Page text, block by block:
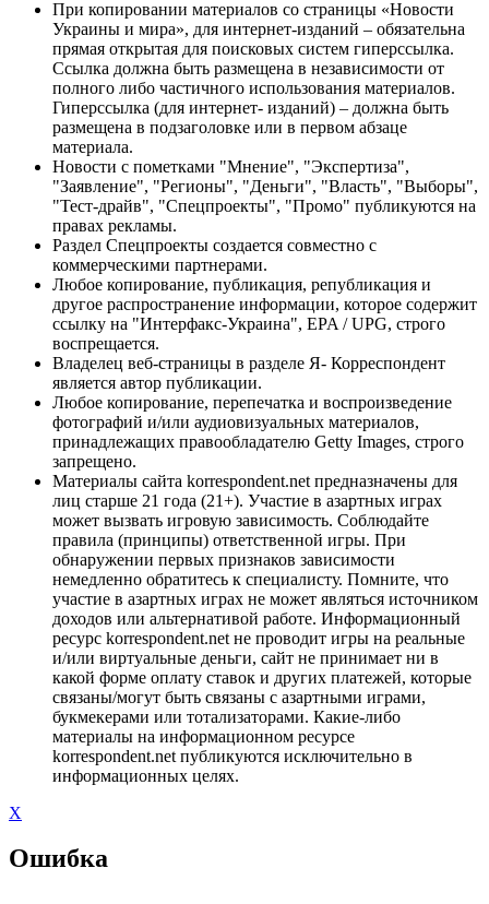
При копировании материалов со страницы «Новости
Украины и мира», для интернет-изданий – обязательна
прямая открытая для поисковых систем гиперссылка.
Ссылка должна быть размещена в независимости от
полного либо частичного использования материалов.
Гиперссылка (для интернет- изданий) – должна быть
размещена в подзаголовке или в первом абзаце
материала.
Новости с пометками "Мнение", "Экспертиза",
"Заявление", "Регионы", "Деньги", "Власть", "Выборы",
"Тест-драйв", "Спецпроекты", "Промо" публикуются на
правах рекламы.
Раздел Спецпроекты создается совместно с
коммерческими партнерами.
Любое копирование, публикация, републикация и
другое распространение информации, которое содержит
ссылку на "Интерфакс-Украина", EPA / UPG, строго
воспрещается.
Владелец веб-страницы в разделе Я- Корреспондент
является автор публикации.
Любое копирование, перепечатка и воспроизведение
фотографий и/или аудиовизуальных материалов,
принадлежащих правообладателю Getty Images, строго
запрещено.
Материалы сайта korrespondent.net предназначены для
лиц старше 21 года (21+). Участие в азартных играх
может вызвать игровую зависимость. Соблюдайте
правила (принципы) ответственной игры. При
обнаружении первых признаков зависимости
немедленно обратитесь к специалисту. Помните, что
участие в азартных играх не может являться источником
доходов или альтернативой работе. Информационный
ресурс korrespondent.net не проводит игры на реальные
и/или виртуальные деньги, сайт не принимает ни в
какой форме оплату ставок и других платежей, которые
связаны/могут быть связаны с азартными играми,
букмекерами или тотализаторами. Какие-либо
материалы на информационном ресурсе
korrespondent.net публикуются исключительно в
информационных целях.
X
Ошибка